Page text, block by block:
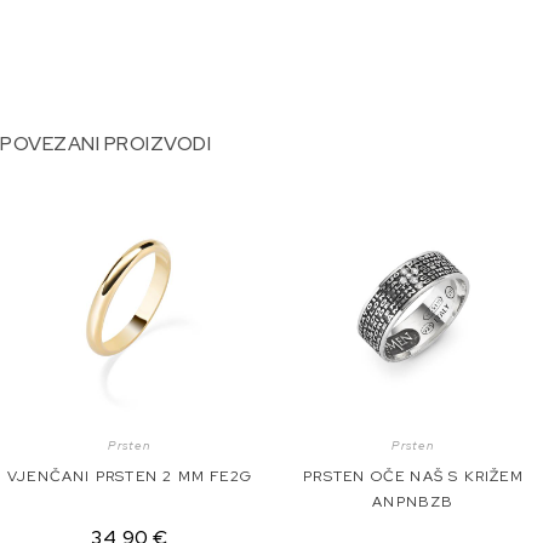
POVEZANI PROIZVODI
Prsten
VJENČANI PRSTEN 2 MM FE2G
34,90€
Prsten
PRSTEN OČE NAŠ S KRIŽEM
ANPNBZB